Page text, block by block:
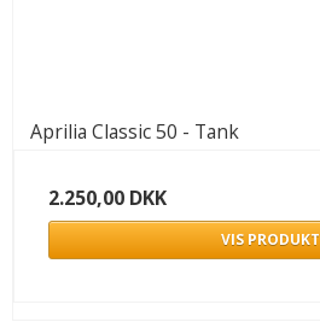
Aprilia Classic 50 - Tank
2.250,00 DKK
VIS PRODUKT